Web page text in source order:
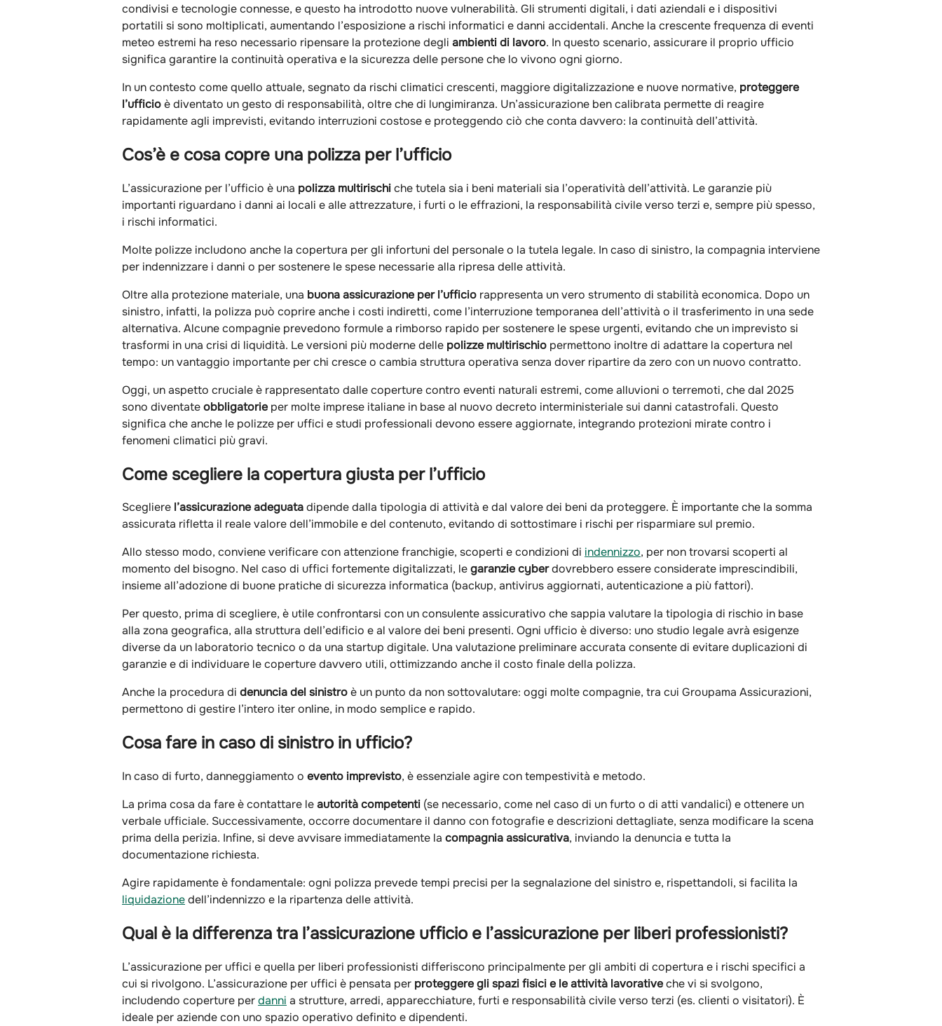
condivisi e tecnologie connesse, e questo ha introdotto nuove vulnerabilità. Gli strumenti digitali, i dati aziendali e i dispositivi
portatili si sono moltiplicati, aumentando l’esposizione a rischi informatici e danni accidentali. Anche la crescente frequenza di eventi
meteo estremi ha reso necessario ripensare la protezione degli ambienti di lavoro. In questo scenario, assicurare il proprio ufficio
significa garantire la continuità operativa e la sicurezza delle persone che lo vivono ogni giorno.
In un contesto come quello attuale, segnato da rischi climatici crescenti, maggiore digitalizzazione e nuove normative, proteggere
l’ufficioè diventato un gesto di responsabilità, oltre che di lungimiranza. Un’assicurazione ben calibrata permette di reagire
rapidamente agli imprevisti, evitando interruzioni costose e proteggendo ciò che conta davvero: la continuità dell’attività.
Cos’è e cosa copre una polizza per l’ufficio
L’assicurazione per l’ufficio è una polizza multirischiche tutela sia i beni materiali sia l’operatività dell’attività. Le garanzie più
importanti riguardano i danni ai locali e alle attrezzature, i furti o le effrazioni, la responsabilità civile verso terzi e, sempre più spesso,
i rischi informatici.
Molte polizze includono anche la copertura per gli infortuni del personale o la tutela legale. In caso di sinistro, la compagnia interviene
per indennizzare i danni o per sostenere le spese necessarie alla ripresa delle attività.
Oltre alla protezione materiale, una buona assicurazione per l’ufficio rappresenta un vero strumento di stabilità economica. Dopo un
sinistro, infatti, la polizza può coprire anche i costi indiretti, come l’interruzione temporanea dell’attività o il trasferimento in una sede
alternativa. Alcune compagnie prevedono formule a rimborso rapido per sostenere le spese urgenti, evitando che un imprevisto si
trasformi in una crisi di liquidità. Le versioni più moderne delle polizze multirischio permettono inoltre di adattare la copertura nel
tempo: un vantaggio importante per chi cresce o cambia struttura operativa senza dover ripartire da zero con un nuovo contratto.
Oggi, un aspetto cruciale è rappresentato dalle coperture contro eventi naturali estremi, come alluvioni o terremoti, che dal 2025
sono diventateobbligatorie per molte imprese italiane in base al nuovo decreto interministeriale sui danni catastrofali. Questo
significa che anche le polizze per uffici e studi professionali devono essere aggiornate, integrando protezioni mirate contro i
fenomeni climatici più gravi.
Come scegliere la copertura giusta per l’ufficio
Scegliere l’assicurazione adeguatadipende dalla tipologia di attività e dal valore dei beni da proteggere. È importante che la somma
assicurata rifletta il reale valore dell’immobile e del contenuto, evitando di sottostimare i rischi per risparmiare sul premio.
Allo stesso modo, conviene verificare con attenzione franchigie, scoperti e condizioni di indennizzo, per non trovarsi scoperti al
momento del bisogno. Nel caso di uffici fortemente digitalizzati, legaranzie cyberdovrebbero essere considerate imprescindibili,
insieme all’adozione di buone pratiche di sicurezza informatica (backup, antivirus aggiornati, autenticazione a più fattori).
Per questo, prima di scegliere, è utile confrontarsi con un consulente assicurativo che sappia valutare la tipologia di rischio in base
alla zona geografica, alla struttura dell’edificio e al valore dei beni presenti. Ogni ufficio è diverso: uno studio legale avrà esigenze
diverse da un laboratorio tecnico o da una startup digitale. Una valutazione preliminare accurata consente di evitare duplicazioni di
garanzie e di individuare le coperture davvero utili, ottimizzando anche il costo finale della polizza.
Anche la procedura di denuncia del sinistroè un punto da non sottovalutare: oggi molte compagnie, tra cui Groupama Assicurazioni,
permettono di gestire l’intero iter online, in modo semplice e rapido.
Cosa fare in caso di sinistro in ufficio?
In caso di furto, danneggiamento o evento imprevisto, è essenziale agire con tempestività e metodo.
La prima cosa da fare è contattare leautorità competenti (se necessario, come nel caso di un furto o di atti vandalici) e ottenere un
verbale ufficiale. Successivamente, occorre documentare il danno con fotografie e descrizioni dettagliate, senza modificare la scena
prima della perizia. Infine, si deve avvisare immediatamente la compagnia assicurativa, inviando la denuncia e tutta la
documentazione richiesta.
Agire rapidamente è fondamentale: ogni polizza prevede tempi precisi per la segnalazione del sinistro e, rispettandoli, si facilita la
liquidazionedell’indennizzo e la ripartenza delle attività.
Qual è la differenza tra l’assicurazione ufficio e l’assicurazione per liberi professionisti?
L’assicurazione per uffici e quella per liberi professionisti differiscono principalmente per gli ambiti di copertura e i rischi specifici a
cui si rivolgono. L’assicurazione per uffici è pensata per proteggere gli spazi fisici e le attività lavorativeche vi si svolgono,
includendo coperture perdanni a strutture, arredi, apparecchiature, furti e responsabilità civile verso terzi (es. clienti o visitatori). È
ideale per aziende con uno spazio operativo definito e dipendenti.